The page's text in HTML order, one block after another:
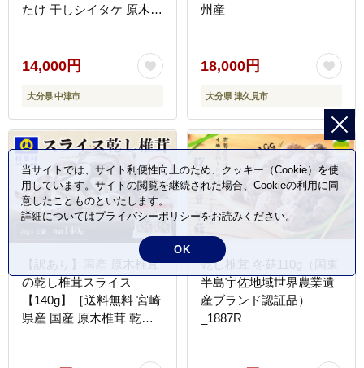
たけ 干しシイタケ 原木
14,000円
大分県 中津市
州産
18,000円
大分県 津久見市
【訳あり】国産 原木椎茸
の乾し椎茸スライス
【140g】［送料無料 宮崎
県産 国産 原木椎茸 乾し
乾し椎茸 冬菇110g（国東
半島宇佐地域世界農業遺
産ブランド認証品）
_1887R
当サイトでは、サイト利便性向上のため、クッキー（Cookie）を使
用しています。サイトの閲覧を継続された場合、Cookieの利用に同
意したことものといたします。
詳細についてはプライバシーポリシーをお読みください。
OK